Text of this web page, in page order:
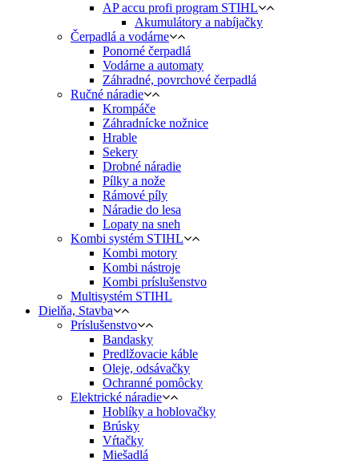
AP accu profi program STIHL
Akumulátory a nabíjačky
Čerpadlá a vodárne
Ponorné čerpadlá
Vodárne a automaty
Záhradné, povrchové čerpadlá
Ručné náradie
Krompáče
Záhradnícke nožnice
Hrable
Sekery
Drobné náradie
Pílky a nože
Rámové píly
Náradie do lesa
Lopaty na sneh
Kombi systém STIHL
Kombi motory
Kombi nástroje
Kombi príslušenstvo
Multisystém STIHL
Dielňa, Stavba
Príslušenstvo
Bandasky
Predlžovacie káble
Oleje, odsávačky
Ochranné pomôcky
Elektrické náradie
Hoblíky a hoblovačky
Brúsky
Vŕtačky
Miešadlá